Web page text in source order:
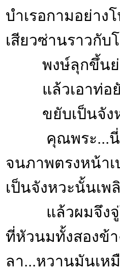
บำเรอกามอย่าง
เสียวซ่านราวกั
พงษ์ลุกขึ้นย่อ
แล้วเอาท่อยั
ขยับเป็นจังห
คุณพระ...นี่มัน
จนภาพตรงหน้า
เป็นจังหวะนั้นเพ
แล้วผมจึงจู่โจ
ที่หัวนมทั้งสองข้
ลา...หวานมันเห